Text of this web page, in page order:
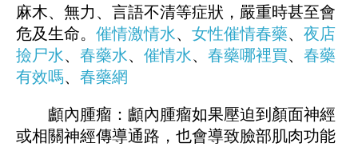
麻木、無力、言語不清等症狀，嚴重時甚至會
危及生命。 催情激情水、 女性催情春藥、 夜店
撿尸水、 春藥水、 催情水、 春藥哪裡買、 春藥
有效嗎、 春藥網
顱內腫瘤：顱內腫瘤如果壓迫到顏面神經
或相關神經傳導通路，也會導致臉部肌肉功能